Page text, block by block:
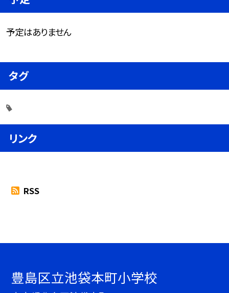
予定はありません
タグ
リンク
RSS
豊島区立池袋本町小学校